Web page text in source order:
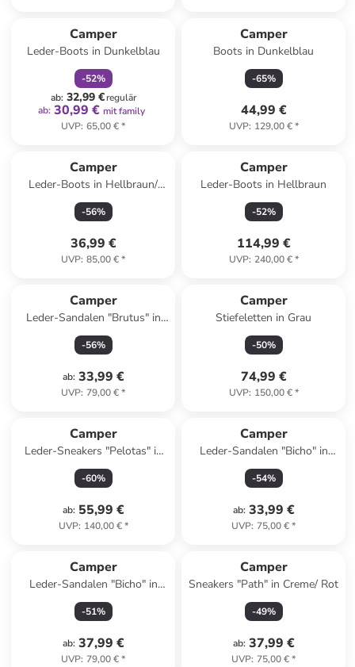
Camper
Leder-Boots in Dunkelblau
-52%
ab: 32,99 €regulär
ab: 30,99 € mit family
UVP: 65,00 €*
Camper
Boots in Dunkelblau
-65%
44,99 €
UVP: 129,00 €*
Camper
Leder-Boots in Hellbraun/
Braun
-56%
36,99 €
UVP: 85,00 €*
Camper
Leder-Boots in Hellbraun
-52%
114,99 €
UVP: 240,00 €*
Camper
Leder-Sandalen "Brutus" in
Hellblau
-56%
ab: 33,99 €
UVP: 79,00 €*
Camper
Stiefeletten in Grau
-50%
74,99 €
UVP: 150,00 €*
Camper
Leder-Sneakers "Pelotas" in
Weiß
-60%
ab: 55,99 €
UVP: 140,00 €*
Camper
Leder-Sandalen "Bicho" in
Silber
-54%
ab: 33,99 €
UVP: 75,00 €*
Camper
Leder-Sandalen "Bicho" in
Türkis/ Grün
-51%
ab: 37,99 €
UVP: 79,00 €*
Camper
Sneakers "Path" in Creme/ Rot
-49%
ab: 37,99 €
UVP: 75,00 €*